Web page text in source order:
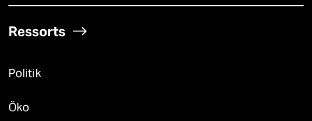
Ressorts
Politik
Öko